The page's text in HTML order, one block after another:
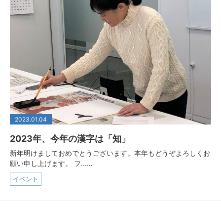
2023.01.04
2023年、今年の漢字は「知」
新年明けましておめでとうございます。本年もどうぞよろしくお
願い申し上げます。 フ...…
イベント